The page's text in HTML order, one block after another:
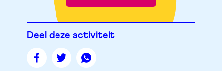
Deel deze activiteit
Deel
Deel
Deel